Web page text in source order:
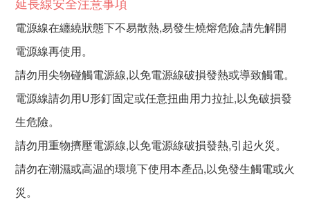
延長線安全注意事項
電源線在纏繞狀態下不易散熱,易發生燒熔危險,請先解開
電源線再使用。
請勿用尖物碰觸電源線,以免電源線破損發熱或導致觸電。
電源線請勿用U形釘固定或任意扭曲用力拉扯,以免破損發
生危險。
請勿用重物擠壓電源線,以免電源線破損發熱,引起火災。
請勿在潮濕或高温的環境下使用本產品,以免發生觸電或火
災。